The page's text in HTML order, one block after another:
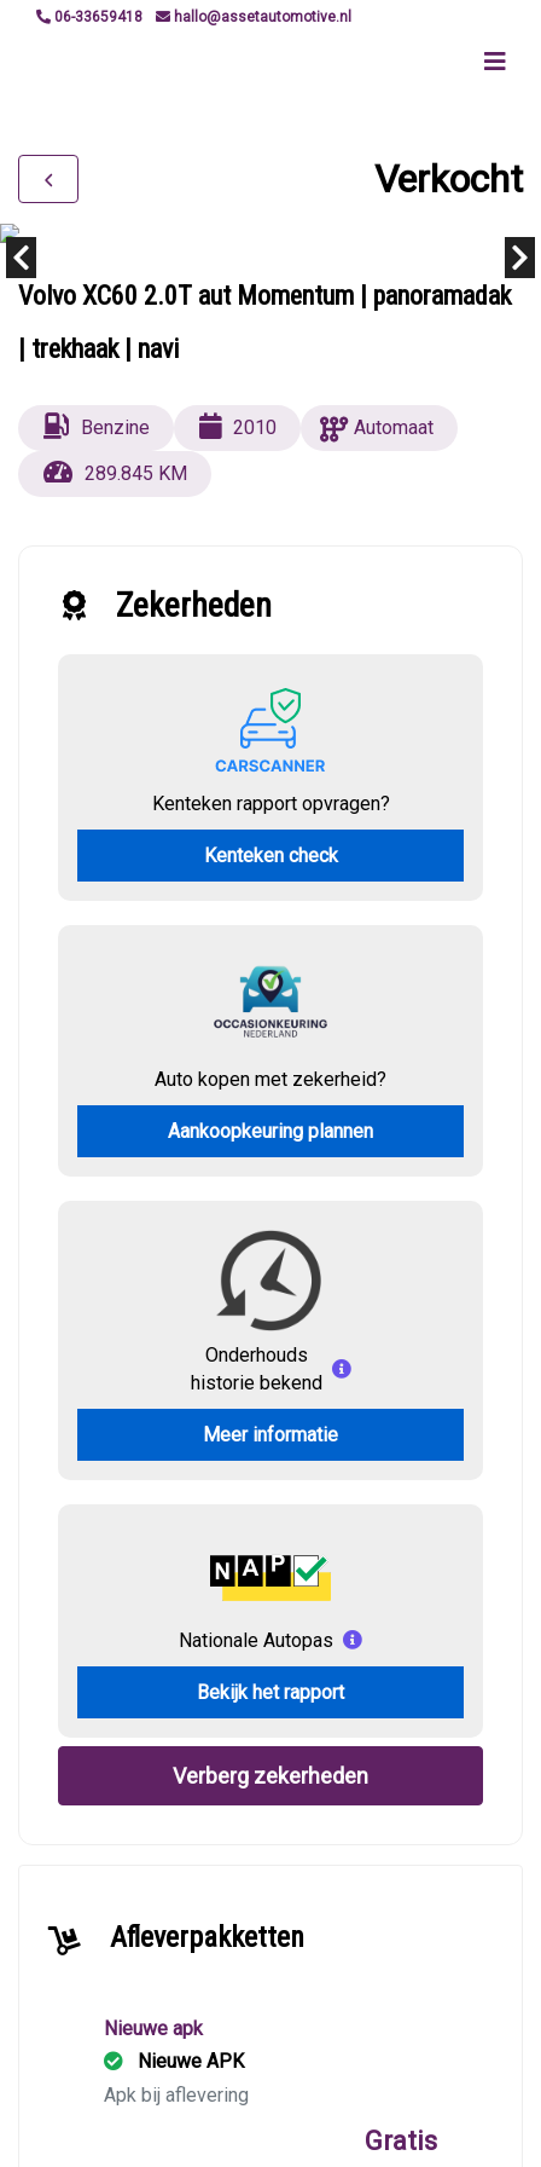
06-33659418 hallo@assetautomotive.nl
Verkocht
Volvo XC60 2.0T aut Momentum | panoramadak
| trekhaak | navi
Benzine 2010
Automaat
289.845 KM
Zekerheden
Kenteken rapport opvragen?
Kenteken check
Auto kopen met zekerheid?
Aankoopkeuring plannen
Onderhouds
historie bekend
Meer informatie
Nationale Autopas
Bekijk het rapport
Verberg zekerheden
Afleverpakketten
Nieuwe apk
Nieuwe APK
Apk bij aflevering
Gratis